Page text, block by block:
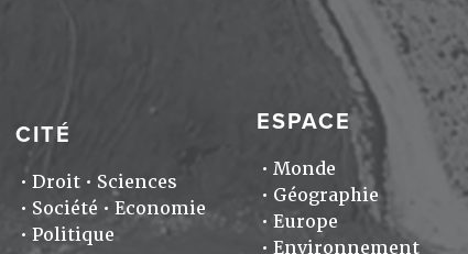
CITÉ
Droit
Sciences
Société
Economie
Politique
ESPACE
Monde
Géographie
Europe
Environnement